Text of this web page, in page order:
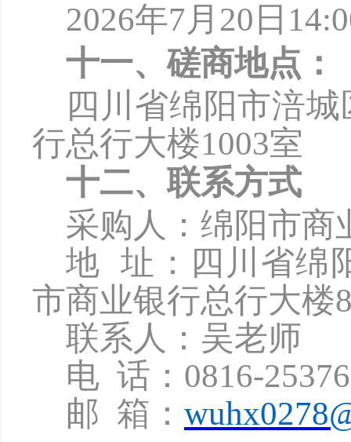
2026年7月 20 日
十一、磋商地点：
四川省绵阳市涪
行总行大楼1003室
十二、联系方式
采购人：绵阳市商
地 址：四川省绵
市商业银行总行大楼
联系人：吴老师
电 话： 0816-
邮 箱：